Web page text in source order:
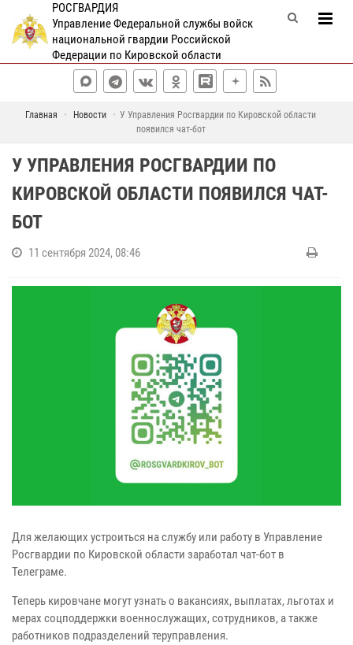
РОСГВАРДИЯ
Управление Федеральной службы войск
национальной гвардии Российской
Федерации по Кировской области
Главная Новости
У Управления Росгвардии по Кировской области
появился чат-бот
У УПРАВЛЕНИЯ РОСГВАРДИИ ПО
КИРОВСКОЙ ОБЛАСТИ ПОЯВИЛСЯ ЧАТ-
БОТ
11 сентября 2024, 08:46
Для желающих устроиться на службу или работу в Управление
Росгвардии по Кировской области заработал чат-бот в
Телеграме.
Теперь кировчане могут узнать о вакансиях, выплатах, льготах и
мерах соцподдержки военнослужащих, сотрудников, а также
работников подразделений теруправления.